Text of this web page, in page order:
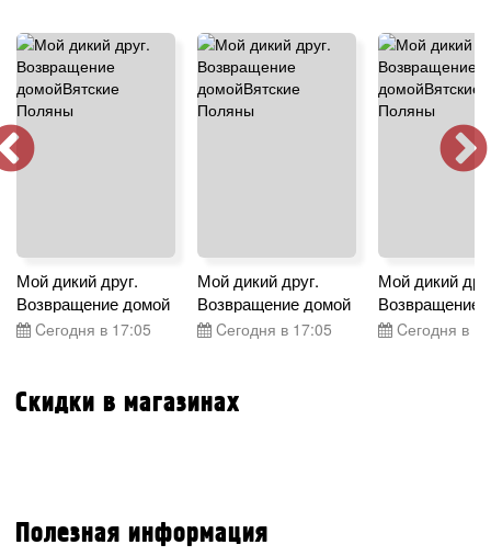
Мой дикий друг.
Возвращение домой
Cегодня в 17:05
Мой дикий друг.
Возвращение домой
Cегодня в 17:05
Мой дикий
Возвращение
Cегодня в
Скидки в магазинах
Полезная информация